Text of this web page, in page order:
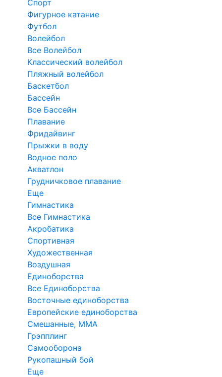
Спорт
Фигурное катание
Футбол
Волейбол
Все Волейбол
Классический волейбол
Пляжный волейбол
Баскетбол
Бассейн
Все Бассейн
Плавание
Фридайвинг
Прыжки в воду
Водное поло
Акватлон
Грудничковое плавание
Еще
Гимнастика
Все Гимнастика
Акробатика
Спортивная
Художественная
Воздушная
Единоборства
Все Единоборства
Восточные единоборства
Европейские единоборства
Смешанные, ММА
Грэпплинг
Самооборона
Рукопашный бой
Еще